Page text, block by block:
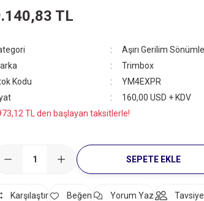
TL
Aşırı Gerilim
Trimbox
Kodu
YM4EXPR
160,00 USD + KDV
TL den başlayan taksitlerle!
SEPETE EKLE
Karşılaştır Yorum Yaz